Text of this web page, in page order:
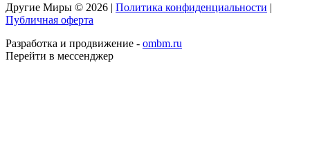
Другие Миры © 2026 | Политика конфиденциальности |
Публичная оферта
Разработка и продвижение - ombm.ru
Перейти в мессенджер